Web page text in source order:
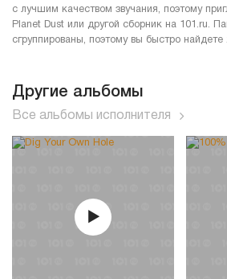
с лучшим качеством звучания, поэтому
Planet Dust или другой сборник на 101.ru.
сгруппированы, поэтому вы быстро
Другие альбомы
Все альбомы исполнителя